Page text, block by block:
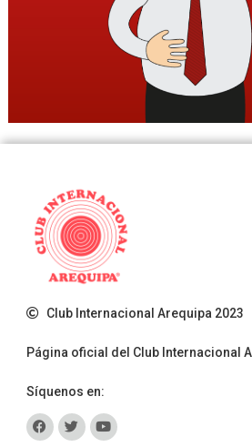
Club Internacional Arequipa 2023
Página oficial del Club Internacional
Síquenos en: